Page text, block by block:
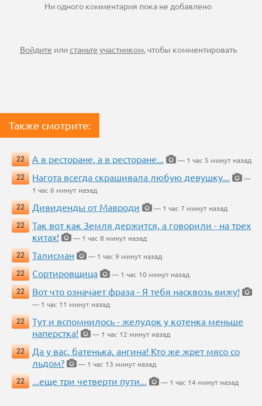
Ни одного комментария пока не добавлено
Войдите илистаньте участником, чтобы комментировать
Также смотрите:
22 А в ресторане, а в ресторане...
— 1 час 5 минут назад
22
Нагота всегда скрашивала любую девушку...
—
1 час 6 минут назад
22
Дивиденды от Мавроди
— 1 час 7 минут назад
22
Так вот как Земля держится, а говорили - на трех
китах!
— 1 час 8 минут назад
22
Талисман
— 1 час 9 минут назад
22
Сортировщица
— 1 час 10 минут назад
22
Вот что означает фраза - Я тебя насквозь вижу!
— 1 час 11 минут назад
22
Тут и вспомнилось - желудок у котенка меньше
наперстка!
— 1 час 12 минут назад
22
Да у вас, батенька, ангина! Кто же жрет мясо со
льдом?
— 1 час 13 минут назад
22
...еще три четверти пути... — 1 час 14 минут назад